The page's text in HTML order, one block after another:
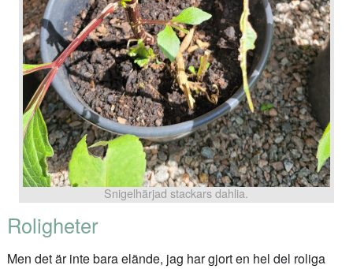
Snigelhärjad stackars dahlia.
Roligheter
Men det är inte bara elände, jag har gjort en hel del roliga